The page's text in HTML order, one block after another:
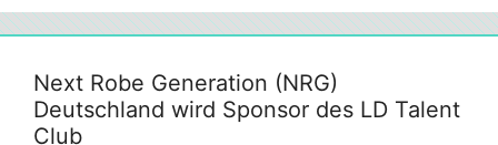
Next Robe Generation (NRG)
Deutschland wird Sponsor des LD Talent
Club